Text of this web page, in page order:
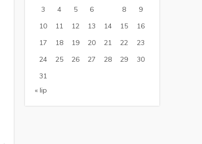
3
4 5 6 8
9
10
11 12 13 14 15
16
17
18 19 20 21 22
23
24
25 26 27 28 29
30
31
« lip